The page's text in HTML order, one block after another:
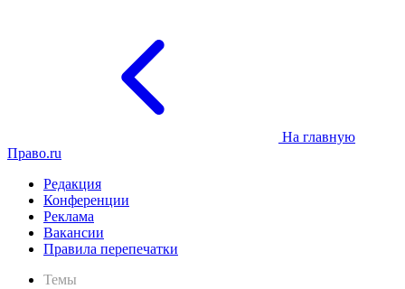
На главную
Право.ru
Редакция
Конференции
Реклама
Вакансии
Правила перепечатки
Темы